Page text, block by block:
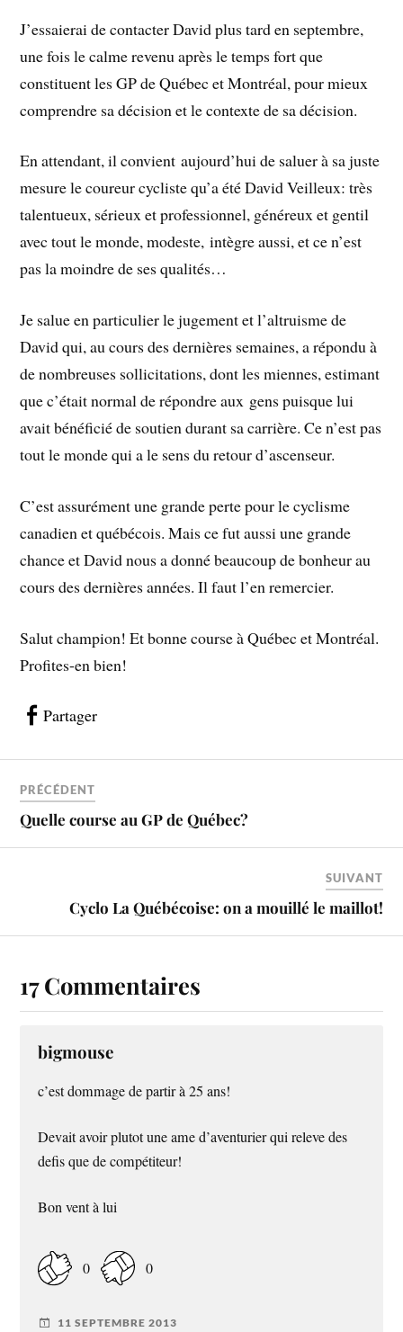
J’essaierai de contacter David plus tard en septembre,
une fois le calme revenu après le temps fort que
constituent les GP de Québec et Montréal, pour mieux
comprendre sa décision et le contexte de sa décision.
En attendant, il convient aujourd’hui de saluer à sa juste
mesure le coureur cycliste qu’a été David Veilleux: très
talentueux, sérieux et professionnel, généreux et gentil
avec tout le monde, modeste, intègre aussi, et ce n’est
pas la moindre de ses qualités…
Je salue en particulier le jugement et l’altruisme de
David qui, au cours des dernières semaines, a répondu à
de nombreuses sollicitations, dont les miennes, estimant
que c’était normal de répondre aux gens puisque lui
avait bénéficié de soutien durant sa carrière. Ce n’est pas
tout le monde qui a le sens du retour d’ascenseur.
C’est assurément une grande perte pour le cyclisme
canadien et québécois. Mais ce fut aussi une grande
chance et David nous a donné beaucoup de bonheur au
cours des dernières années. Il faut l’en remercier.
Salut champion! Et bonne course à Québec et Montréal.
Profites-en bien!
Partager
PRÉCÉDENT
Quelle course au GP de Québec?
SUIVANT
Cyclo La Québécoise: on a mouillé le maillot!
17 Commentaires
bigmouse
c’est dommage de partir à 25 ans!
Devait avoir plutot une ame d’aventurier qui releve des
defis que de compétiteur!
Bon vent à lui
0 0
11 SEPTEMBRE 2013